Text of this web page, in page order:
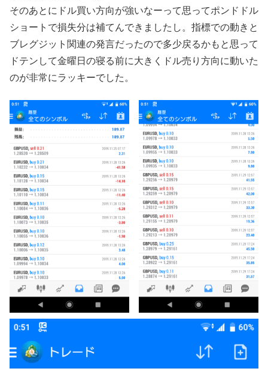
そのあとにドル買い方向が強いなーって思ってポンドドル
ショートで損失分は補てんできましたし。指標での動きと
ブレグジット関連の発言だったので多少戻るかもと思って
ドテンして金曜日の寝る前に大きくドル売り方向に動いた
のが非常にラッキーでした。